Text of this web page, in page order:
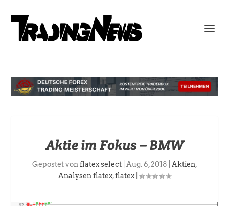
Aktie im Fokus – BMW
Gepostet vonflatex select| Aug. 6, 2018 Aktien,
Analysen flatex,flatex